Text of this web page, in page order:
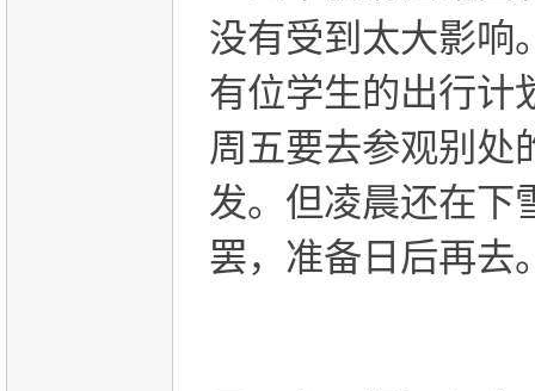
没有受到太大影响
有位学生的出行计
周五要去参观别处
发。但凌晨还在下
罢，准备日后再去